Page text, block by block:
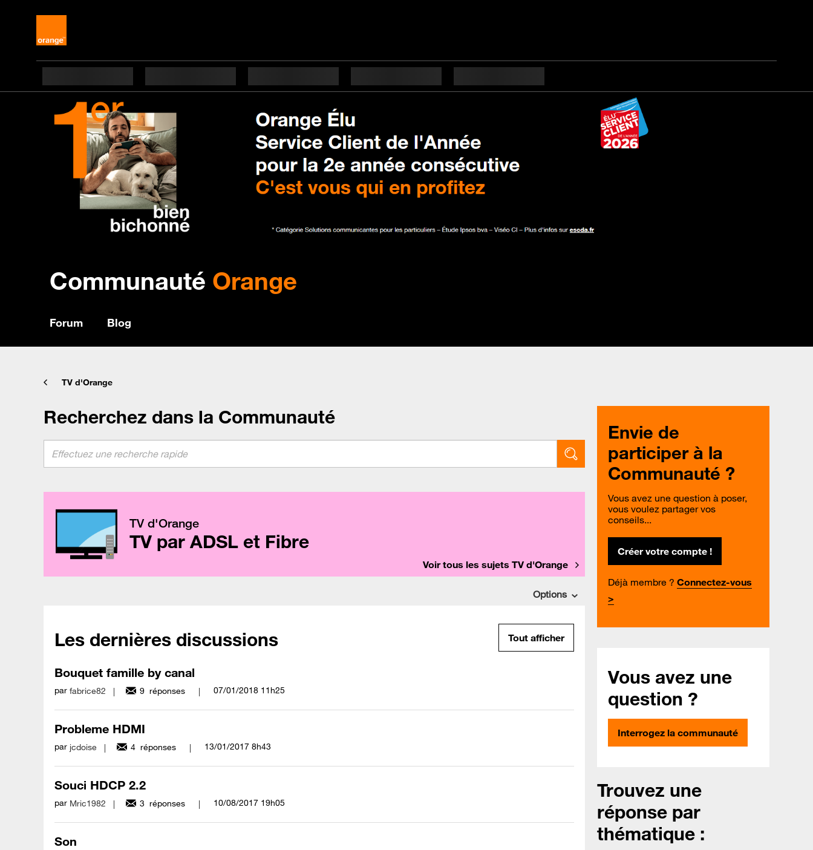
Communauté Orange
Forum Blog
TV d'Orange
Recherchez dans la Communauté
TV d'Orange
TV par ADSL et Fibre
Voir tous les sujets TV d'Orange
Options
Les dernières discussions Tout afficher
Bouquet famille by canal
par fabrice82 9 réponses ‎07/01/2018 11h25
Probleme HDMI
par jcdoise 4 réponses ‎13/01/2017 8h43
Souci HDCP 2.2
par Mric1982 3 réponses ‎10/08/2017 19h05
Son
Envie de
participer à la
Communauté ?
Vous avez une question à poser,
vous voulez partager vos
conseils...
Créer votre compte !
Déjà membre ? Connectez-vous
>
Vous avez une
question ?
Interrogez la communauté
Trouvez une
réponse par
thématique :